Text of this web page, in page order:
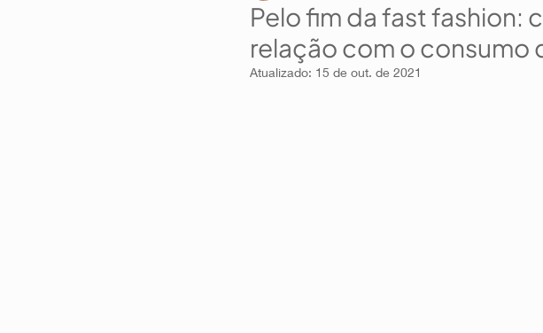
Pelo fim da fast fashion:
relação com o consumo
Atualizado: 15 de out. de 2021